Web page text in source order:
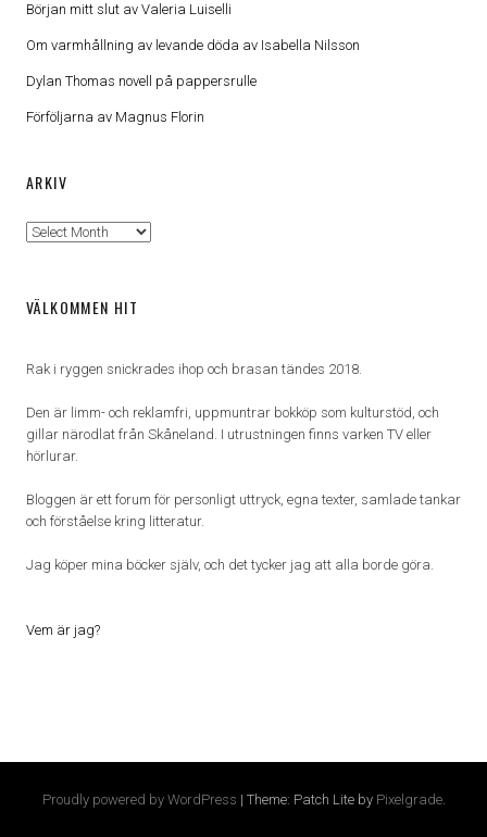
Början mitt slut av Valeria Luiselli
Om varmhållning av levande döda av Isabella Nilsson
Dylan Thomas novell på pappersrulle
Förföljarna av Magnus Florin
ARKIV
Arkiv
VÄLKOMMEN HIT
Rak i ryggen snickrades ihop och brasan tändes 2018.
Den är limm- och reklamfri, uppmuntrar bokköp som kulturstöd, och
gillar närodlat från Skåneland. I utrustningen finns varken TV eller
hörlurar.
Bloggen är ett forum för personligt uttryck, egna texter, samlade tankar
och förståelse kring litteratur.
Jag köper mina böcker själv, och det tycker jag att alla borde göra.
Vem är jag?
Proudly powered by WordPress | Theme: Patch Lite by Pixelgrade.